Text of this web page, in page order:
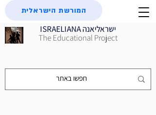
ISRAELIANA ישראליאנה
The Educational Project
המורשת הישראלית